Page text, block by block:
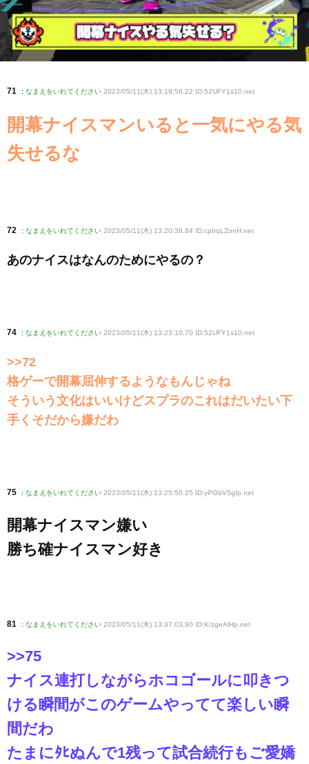
71 : なまえをいれてください 2023/05/11(木) 13:19:56.22 ID:52UFY1s10 .net
開幕ナイスマンいると一気にやる気
失せるな
72 : なまえをいれてください 2023/05/11(木) 13:20:38.84 ID:cpbqLZonH .net
あのナイスはなんのためにやるの？
74 : なまえをいれてください 2023/05/11(木) 13:23:10.70 ID:52UFY1s10.net
>>72
格ゲーで開幕屈伸するようなもんじゃね
そういう文化はいいけどスプラのこれはだいたい下
手くそだから嫌だわ
75 : なまえをいれてください 2023/05/11(木) 13:25:50.25 ID:yPGbV5gIp.net
開幕ナイスマン嫌い
勝ち確ナイスマン好き
81 : なまえをいれてください 2023/05/11(木) 13:37:03.90 ID:K/zgeAlHp .net
>>75
ナイス連打しながらホコゴールに叩きつ
ける瞬間がこのゲームやってて楽しい瞬
間だわ
たまにﾀﾋぬんで1残って試合続行もご愛嬌